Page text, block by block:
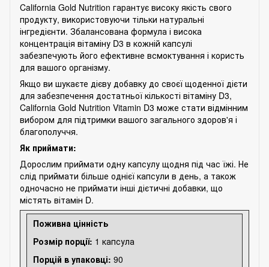
California Gold Nutrition гарантує високу якість свого
продукту, використовуючи тільки натуральні
інгредієнти. Збалансована формула і висока
концентрація вітаміну D3 в кожній капсулі
забезпечують його ефективне всмоктування і користь
для вашого організму.
Якщо ви шукаєте дієву добавку до своєї щоденної дієти
для забезпечення достатньої кількості вітаміну D3,
California Gold Nutrition Vitamin D3 може стати відмінним
вибором для підтримки вашого загального здоров'я і
благополуччя.
Як приймати:
Дорослим приймати одну капсулу щодня під час їжі. Не
слід приймати більше однієї капсули в день, а також
одночасно не приймати інші дієтичні добавки, що
містять вітамін D.
Поживна цінність
Розмір порції: 1 капсула
Порцій в упаковці: 90